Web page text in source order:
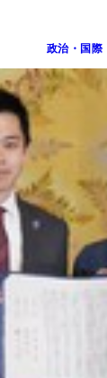
政治・国際